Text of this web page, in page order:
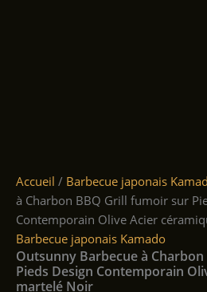
Accueil / Barbecue japonais
à Charbon BBQ Grill fumoir sur
Contemporain Olive Acier
Barbecue japonais Kamado
Outsunny Barbecue à
Pieds Design Contemporain
martelé Noir